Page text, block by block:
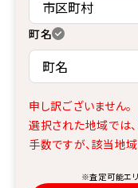
町名
申し訳ございません。
選択された地域では
手数ですが、該当地
※査定可能エリ